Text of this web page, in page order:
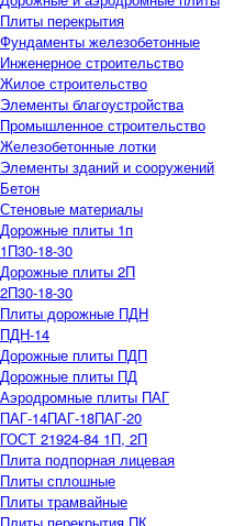
Плиты перекрытия
Фундаменты железобетонные
Инженерное строительство
Жилое строительство
Элементы благоустройства
Промышленное строительство
Железобетонные лотки
Элементы зданий и сооружений
Бетон
Стеновые материалы
Дорожные плиты 1п
1П30-18-30
Дорожные плиты 2П
2П30-18-30
Плиты дорожные ПДН
ПДН-14
Дорожные плиты ПДП
Дорожные плиты ПД
Аэродромные плиты ПАГ
ПАГ-14ПАГ-18ПАГ-20
ГОСТ 21924-84 1П, 2П
Плита подпорная лицевая
Плиты сплошные
Плиты трамвайные